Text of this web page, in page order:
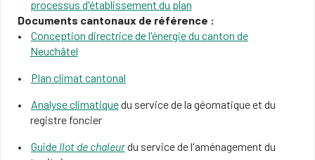
processus d'établissement du plan
Documents cantonaux de référence :
Conception directrice de l'énergie du canton de
Neuchâtel
Plan climat cantonal
Analyse climatiquedu service de la géomatique et du
registre foncier
Guide Ilot de chaleurdu service de l'aménagement du